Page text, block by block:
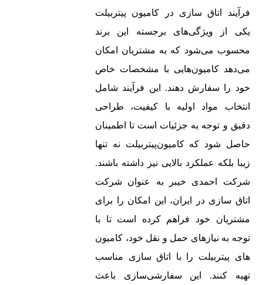
فرآیند اتاق سازی در کامیون‌ پیتربیلت
یکی از ویژگی‌های برجسته این برند
محسوب می‌شود که به مشتریان امکان
می‌دهد کامیون‌هایی با مشخصات خاص
خود را سفارش دهند. این فرآیند شامل
انتخاب مواد اولیه با کیفیت، طراحی
دقیق و توجه به جزئیات است تا اطمینان
حاصل شود که کامیون‌پیتربیلت نه تنها
زیبا بلکه عملکرد بالایی نیز داشته باشند.
شرکت احمدی خیبر به عنوان شرکت
اتاق سازی در ایران، این امکان را برای
مشتریان خود فراهم کرده است تا با
توجه به نیازهای حمل و نقل خود، کامیون‌
های پیتربیلت را با اتاق سازی مناسب
تهیه کنند. این سفارشی‌سازی باعث